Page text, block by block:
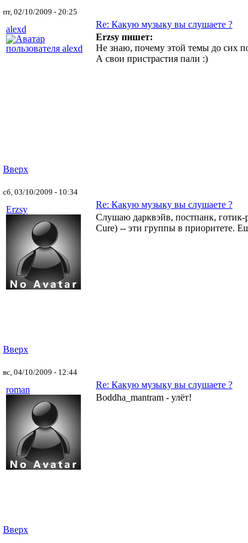
пт, 02/10/2009 - 20:25
alexd
Re: Какую музыку вы слушаете ?
Erzsy пишет:
Не знаю, почему этой темы до сих
А свои пристрастия пали :)
Вверх
сб, 03/10/2009 - 10:34
Erzsy
Re: Какую музыку вы слушаете ?
Слушаю дарквэйв, постпанк,
Cure) -- эти группы в приоритете.
Вверх
вс, 04/10/2009 - 12:44
roman
Re: Какую музыку вы слушаете ?
Boddha_mantram - улёт!
Вверх